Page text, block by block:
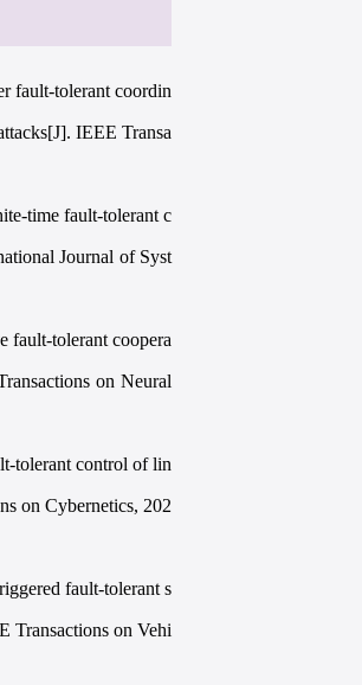
fault-tolerant coordin
IEEE Transa
time fault-tolerant c
Journal of Syst
fault-tolerant coopera
on Neural
tolerant control of lin
on Cybernetics, 202
fault-tolerant s
Transactions on Vehi